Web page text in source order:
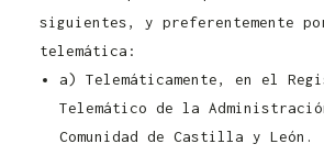
siguientes, y preferentemente
telemática:
a) Telemáticamente, en el
Telemático de la
Comunidad de Castilla y León.